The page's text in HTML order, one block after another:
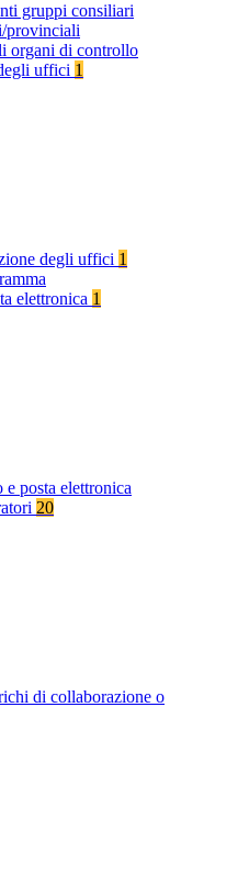
gruppi consiliari
provinciali
organi di controllo
uffici 1
degli uffici 1
elettronica 1
e posta elettronica
20
di collaborazione o